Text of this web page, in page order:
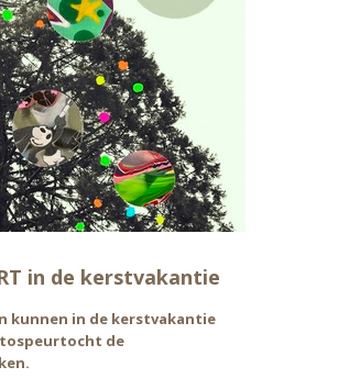
in de kerstvakantie
kunnen in de kerstvakantie
de